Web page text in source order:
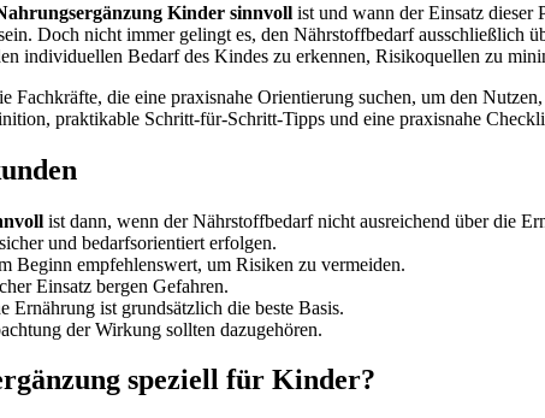
Kinder sinnvoll ist und wann der Einsatz dieser
Doch nicht immer gelingt es, den Nährstoffbedarf ausschließlich
individuellen Bedarf des Kindes zu erkennen, Risikoquellen zu
Fachkräfte, die eine praxisnahe Orientierung suchen, um den
praktikable Schritt-für-Schritt-Tipps und eine praxisnahe
ist dann, wenn der Nährstoffbedarf nicht ausreichend über die
und bedarfsorientiert erfolgen.
Beginn empfehlenswert, um Risiken zu vermeiden.
Einsatz bergen Gefahren.
Ernährung ist grundsätzlich die beste Basis.
der Wirkung sollten dazugehören.
speziell für Kinder?